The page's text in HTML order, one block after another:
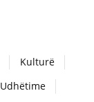
Kulturë
Udhëtime